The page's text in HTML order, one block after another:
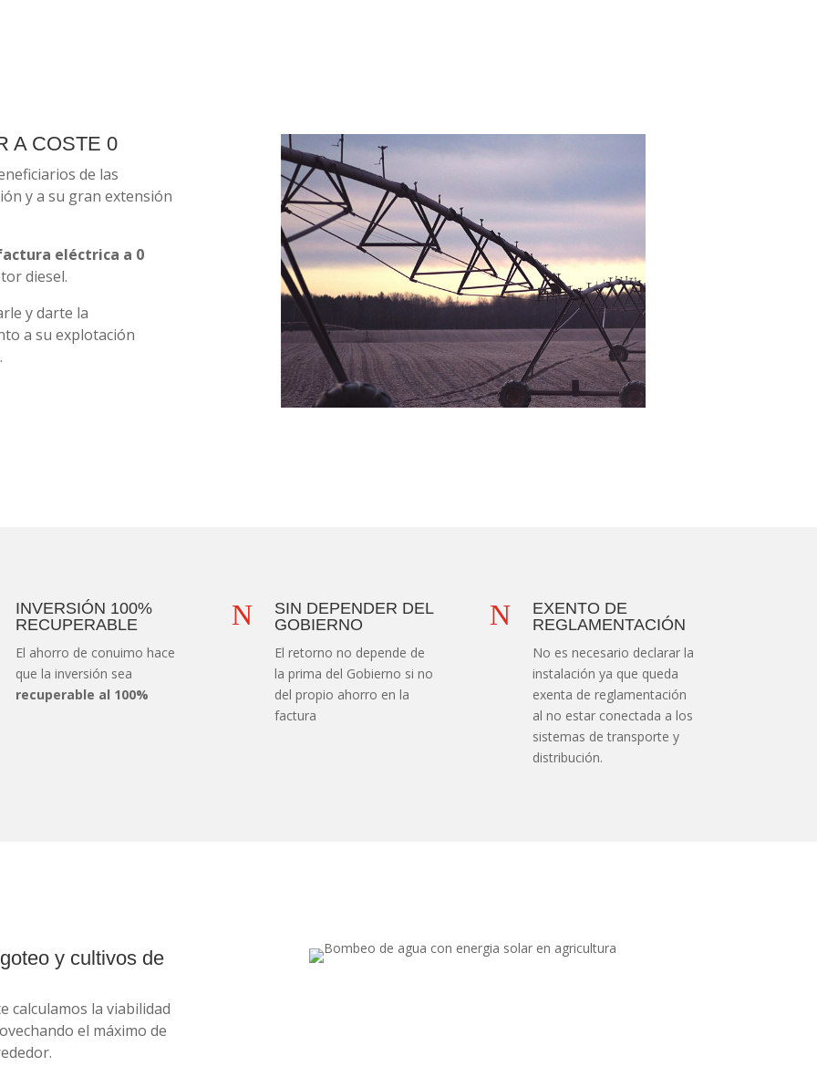
A COSTE 0
de las
y a su gran extensión
eléctrica a 0
diesel.
y darte la
a su explotación
INVERSIÓN 100%
RECUPERABLE
El ahorro de conuimo hace
que la inversión sea
recuperable al 100%
N
SIN DEPENDER DEL
GOBIERNO
El retorno no depende de
la prima del Gobierno si no
del propio ahorro en la
factura
N
EXENTO DE
REGLAMENTACIÓN
No es necesario declarar la
instalación ya que queda
exenta de reglamentación
al no estar conectada a los
sistemas de transporte y
distribución.
y cultivos de
calculamos la viabilidad
el máximo de